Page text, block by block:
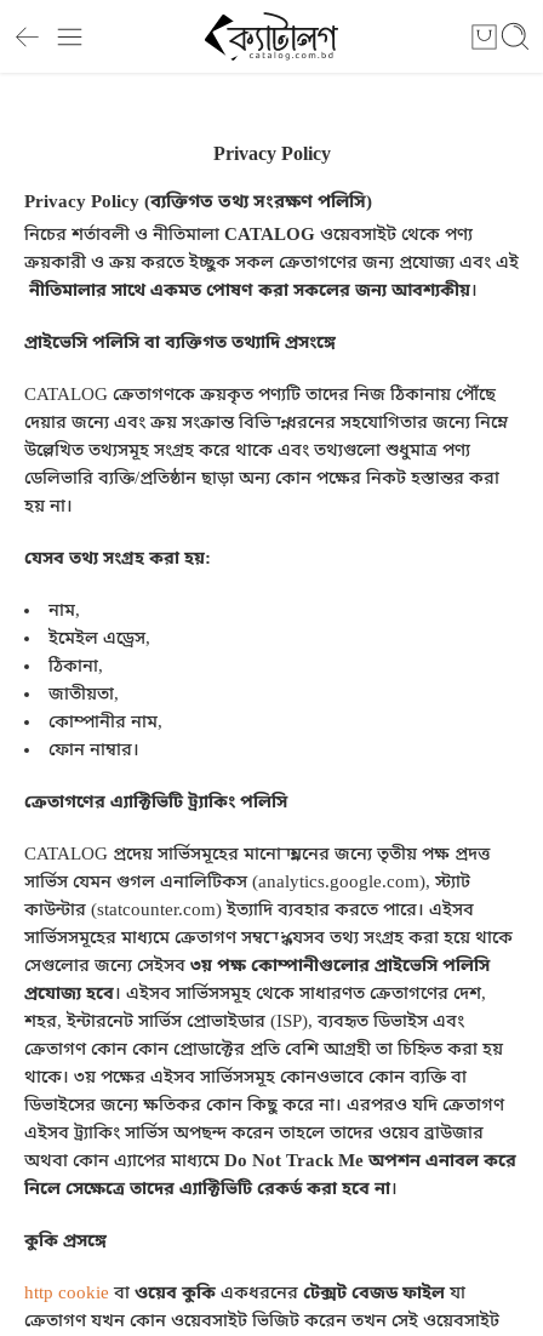
Privacy Policy
Privacy Policy (ব্যক্তিগত তথ্য সংরক্ষণ পলিসি)
নিচের শর্তাবলী ও নীতিমালা CATALOG ওয়েবসাইট থেকে পণ্য
ক্রয়কারী ও ক্রয় করতে ইচ্ছুক সকল ক্রেতাগণের জন্য প্রযোজ্য এবং এই
নীতিমালার সাথে একমত পোষণ করা সকলের জন্য আবশ্যকীয়।
প্রাইভেসি পলিসি বা ব্যক্তিগত তথ্যাদি প্রসংঙ্গে
CATALOG ক্রেতাগণকে ক্রয়কৃত পণ্যটি তাদের নিজ ঠিকানায় পৌঁছে
দেয়ার জন্যে এবং ক্রয় সংক্রান্ত বিভিন্ন ধরনের সহযোগিতার জন্যে নিম্নে
উল্লেখিত তথ্যসমূহ সংগ্রহ করে থাকে এবং তথ্যগুলো শুধুমাত্র পণ্য
ডেলিভারি ব্যক্তি/প্রতিষ্ঠান ছাড়া অন্য কোন পক্ষের নিকট হস্তান্তর করা
হয় না।
যেসব তথ্য সংগ্রহ করা হয়:
নাম,
ইমেইল এড্রেস,
ঠিকানা,
জাতীয়তা,
কোম্পানীর নাম,
ফোন নাম্বার।
ক্রেতাগণের এ্যাক্টিভিটি ট্র্যাকিং পলিসি
CATALOG প্রদেয় সার্ভিসমূহের মানোন্নয়নের জন্যে তৃতীয় পক্ষ প্রদত্ত
সার্ভিস যেমন গুগল এনালিটিকস (analytics.google.com), স্ট্যাট
কাউন্টার (statcounter.com) ইত্যাদি ব্যবহার করতে পারে। এইসব
সার্ভিসসমূহের মাধ্যমে ক্রেতাগণ সম্বন্ধে যেসব তথ্য সংগ্রহ করা হয়ে থাকে
সেগুলোর জন্যে সেইসব ৩য় পক্ষ কোম্পানীগুলোর প্রাইভেসি পলিসি
প্রযোজ্য হবে। এইসব সার্ভিসসমূহ থেকে সাধারণত ক্রেতাগণের দেশ,
শহর, ইন্টারনেট সার্ভিস প্রোভাইডার (ISP), ব্যবহৃত ডিভাইস এবং
ক্রেতাগণ কোন কোন প্রোডাক্টের প্রতি বেশি আগ্রহী তা চিহ্নিত করা হয়
থাকে। ৩য় পক্ষের এইসব সার্ভিসসমূহ কোনওভাবে কোন ব্যক্তি বা
ডিভাইসের জন্যে ক্ষতিকর কোন কিছু করে না। এরপরও যদি ক্রেতাগণ
এইসব ট্র্যাকিং সার্ভিস অপছন্দ করেন তাহলে তাদের ওয়েব ব্রাউজার
অথবা কোন এ্যাপের মাধ্যমে Do Not Track Me অপশন এনাবল করে
নিলে সেক্ষেত্রে তাদের এ্যাক্টিভিটি রেকর্ড করা হবে না।
কুকি প্রসঙ্গে
http cookie বা ওয়েব কুকি একধরনের টেক্সট বেজড ফাইলযা
ক্রেতাগণ যখন কোন ওয়েবসাইট ভিজিট করেন তখন সেই ওয়েবসাইট